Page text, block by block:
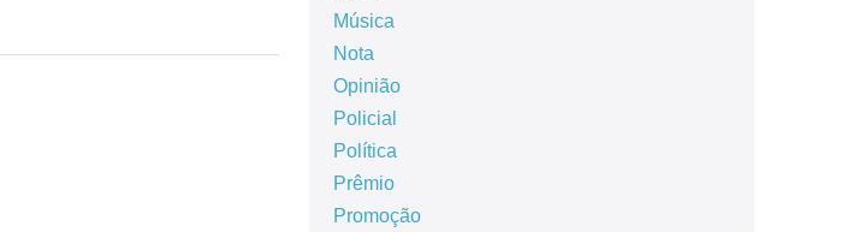
Música
Nota
Opinião
Policial
Política
Prêmio
Promoção